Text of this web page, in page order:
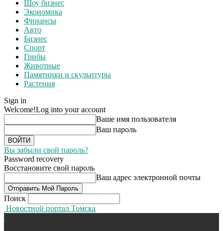
Шоу бизнес
Экономика
Финансы
Авто
Бизнес
Спорт
Грибы
Животные
Памятники и скульптуры
Растения
Sign in
Welcome!Log into your account
Ваше имя пользователя
Ваш пароль
Вы забыли свой пароль?
Password recovery
Восстановите свой пароль
Ваш адрес электронной почты
Поиск
Новостной портал Томска